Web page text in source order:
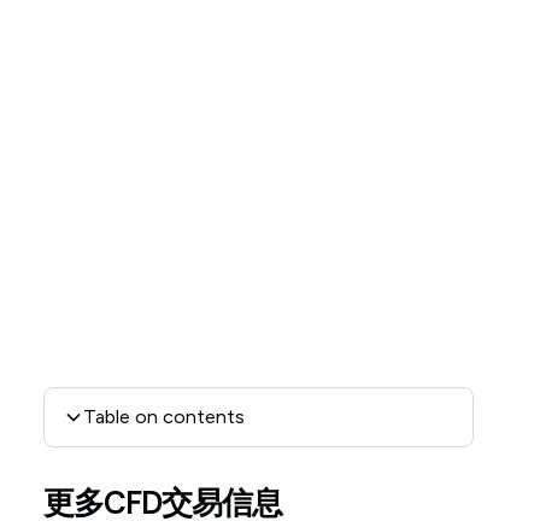
Table on contents
更多CFD交易信息